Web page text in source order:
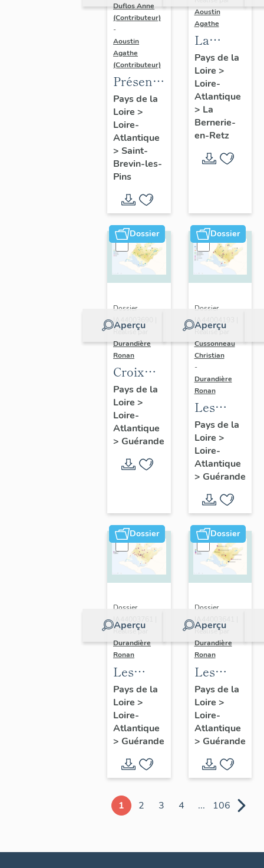
Duflos Anne
(Contributeur)
-
Aoustin
Agathe
(Contributeur)
Présentation
de la
commune
de Saint-
Brevin-
les-Pins
Pays de la
Loire >
Loire-
Atlantique
> Saint-
Brevin-les-
Pins
Aoustin
Agathe
La
Bernerie-
en-Retz :
de la
commune
Pays de la
Loire >
Loire-
Atlantique
> La
Bernerie-
en-Retz
Dossier
Aperçu
Dossier
IA44003690 |
Réalisé par
Durandière
Ronan
Croix
monumentales,
croix de
chemin,
calvaires
oratoires
Pays de la
Loire >
Loire-
Atlantique
> Guérande
Dossier
Aperçu
Dossier
IA44004193 |
Réalisé par
Cussonneau
Christian
-
Durandière
Ronan
Les
moulins
de
Guérande
Pays de la
Loire >
Loire-
Atlantique
> Guérande
Dossier
Aperçu
Dossier
IA44003761 |
Réalisé par
Durandière
Ronan
Les
châteaux
et
manoirs
de
Guérande
Pays de la
Loire >
Loire-
Atlantique
> Guérande
Dossier
Aperçu
Dossier
IA44003641 |
Réalisé par
Durandière
Ronan
Les
blockhaus
de
Guérande
Pays de la
Loire >
Loire-
Atlantique
> Guérande
1 2 3 4 ... 106